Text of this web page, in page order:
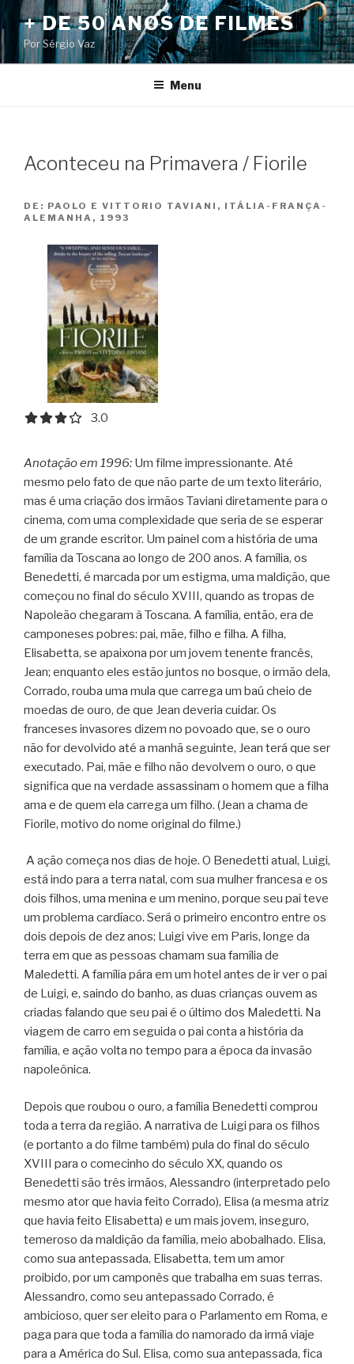
Pular
para
o
conteúdo
+ DE 50 ANOS DE FILMES
Por Sérgio Vaz
Menu
Aconteceu na Primavera / Fiorile
DE: PAOLO E VITTORIO TAVIANI, ITÁLIA-FRANÇA-
ALEMANHA, 1993
3.0 out of 5.0 stars
3.0
Anotação em 1996: Um filme impressionante. Até
mesmo pelo fato de que não parte de um texto literário,
mas é uma criação dos irmãos Taviani diretamente para o
cinema, com uma complexidade que seria de se esperar
de um grande escritor. Um painel com a história de uma
família da Toscana ao longo de 200 anos. A família, os
Benedetti, é marcada por um estigma, uma maldição, que
começou no final do século XVIII, quando as tropas de
Napoleão chegaram à Toscana. A família, então, era de
camponeses pobres: pai, mãe, filho e filha. A filha,
Elisabetta, se apaixona por um jovem tenente francês,
Jean; enquanto eles estão juntos no bosque, o irmão dela,
Corrado, rouba uma mula que carrega um baú cheio de
moedas de ouro, de que Jean deveria cuidar. Os
franceses invasores dizem no povoado que, se o ouro
não for devolvido até a manhã seguinte, Jean terá que ser
executado. Pai, mãe e filho não devolvem o ouro, o que
significa que na verdade assassinam o homem que a filha
ama e de quem ela carrega um filho. (Jean a chama de
Fiorile, motivo do nome original do filme.)
A ação começa nos dias de hoje. O Benedetti atual, Luigi,
está indo para a terra natal, com sua mulher francesa e os
dois filhos, uma menina e um menino, porque seu pai teve
um problema cardíaco. Será o primeiro encontro entre os
dois depois de dez anos; Luigi vive em Paris, longe da
terra em que as pessoas chamam sua família de
Maledetti. A família pára em um hotel antes de ir ver o pai
de Luigi, e, saindo do banho, as duas crianças ouvem as
criadas falando que seu pai é o último dos Maledetti. Na
viagem de carro em seguida o pai conta a história da
família, e ação volta no tempo para a época da invasão
napoleônica.
Depois que roubou o ouro, a família Benedetti comprou
toda a terra da região. A narrativa de Luigi para os filhos
(e portanto a do filme também) pula do final do século
XVIII para o comecinho do século XX, quando os
Benedetti são três irmãos, Alessandro (interpretado pelo
mesmo ator que havia feito Corrado), Elisa (a mesma atriz
que havia feito Elisabetta) e um mais jovem, inseguro,
temeroso da maldição da família, meio abobalhado. Elisa,
como sua antepassada, Elisabetta, tem um amor
proibido, por um camponês que trabalha em suas terras.
Alessandro, como seu antepassado Corrado, é
ambicioso, quer ser eleito para o Parlamento em Roma, e
paga para que toda a família do namorado da irmã viaje
para a América do Sul. Elisa, como sua antepassada, fica